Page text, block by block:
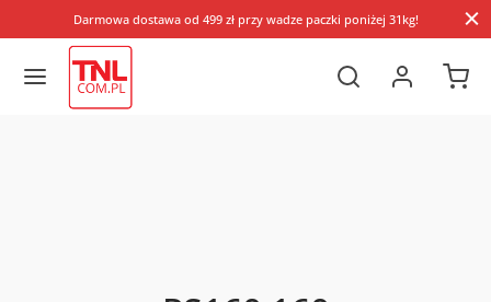
Darmowa dostawa od 499 zł przy wadze paczki poniżej 31kg!